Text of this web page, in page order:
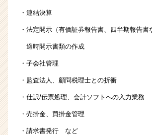
・連結決算
・法定開示（有価証券報告書、四半期報告書
適時開示書類の作成
・子会社管理
・監査法人、顧問税理士との折衝
・仕訳/伝票処理、会計ソフトへの入力業務
・売掛金、買掛金管理
・請求書発行 など